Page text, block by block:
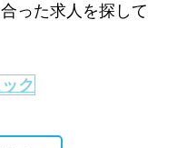
った求人を探して
ク